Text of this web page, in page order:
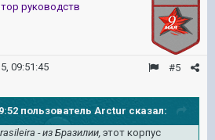
руководств
#5
09:51:45
пользователь Arctur сказал:
- из Бразилии, этот корпус